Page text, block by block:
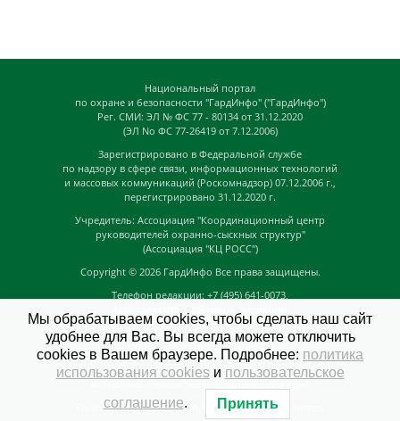
Национальный портал
по охране и безопасности "ГардИнфо" ("ГардИнфо")
Рег. СМИ: ЭЛ № ФС 77 - 80134 от 31.12.2020
(ЭЛ No ФС 77-26419 от 7.12.2006)
Зарегистрировано в Федеральной службе
по надзору в сфере связи, информационных технологий
и массовых коммуникаций (Роскомнадзор) 07.12.2006 г.,
перегистрировано 31.12.2020 г.
Учредитель: Ассоциация "Координационный центр
руководителей охранно-сыскных структур"
(Ассоциация "КЦ РОСС")
Copyright © 2026 ГардИнфо Все права защищены.
Телефон редакции: +7 (495) 641-0073,
news@guardinfo.online
Главный редактор: Кузьмин Д.А.
На сайте могут быть размещены
GuardInfo based on Catch Adaptive byCatch Themes
Мы обрабатываем cookies, чтобы сделать наш сайт
удобнее для Вас. Вы всегда можете отключить
cookies в Вашем браузере. Подробнее: политика
использования cookiesи пользовательское
соглашение. Принять